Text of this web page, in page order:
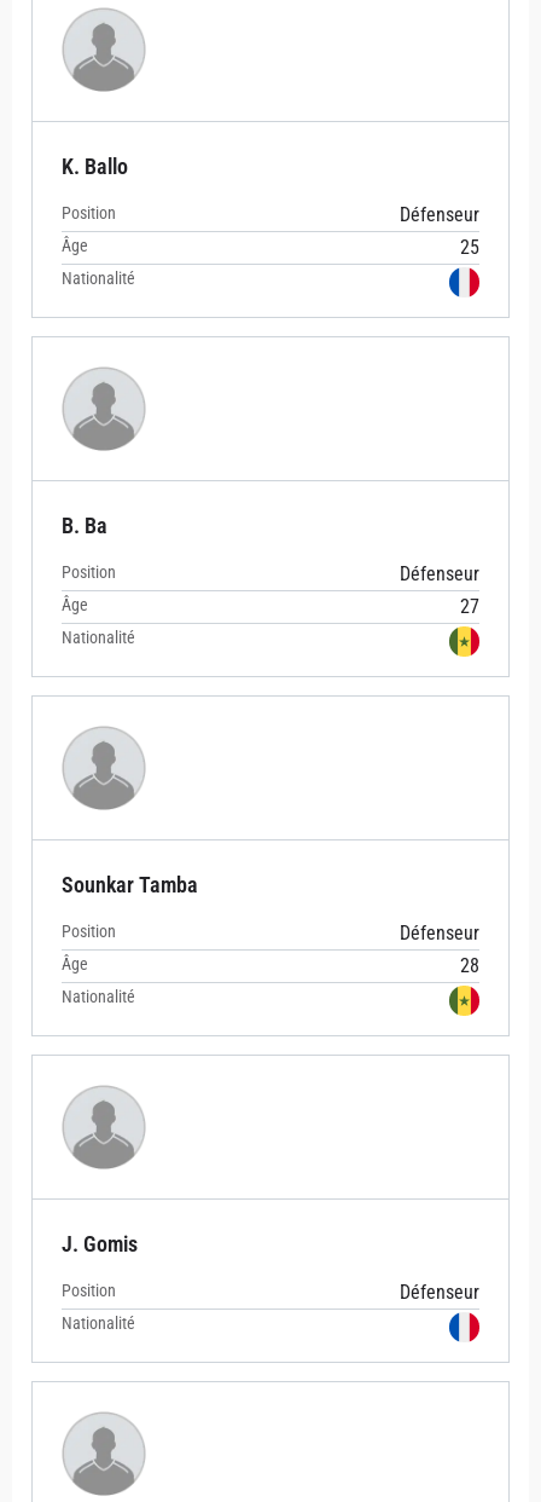
K. Ballo
Position Défenseur
Âge 25
Nationalité
B. Ba
Position Défenseur
Âge 27
Nationalité
Sounkar Tamba
Position Défenseur
Âge 28
Nationalité
J. Gomis
Position Défenseur
Nationalité